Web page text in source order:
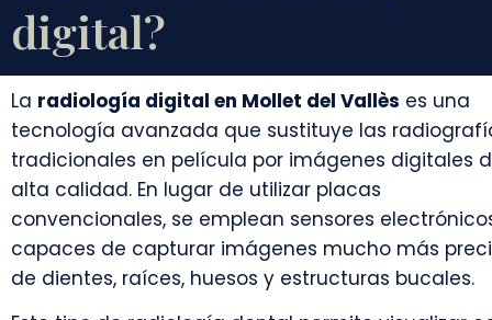
digital?
La radiología digital en Mollet del Vallès es una
tecnología avanzada que sustituye las
tradicionales en película por imágenes digitales
alta calidad. En lugar de utilizar placas
convencionales, se emplean sensores
capaces de capturar imágenes mucho más
de dientes, raíces, huesos y estructuras bucales.